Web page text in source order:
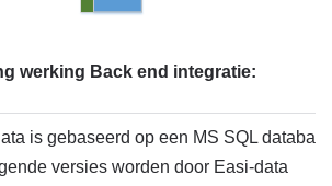
werking Back end integratie:
is gebaseerd op een MS SQL
versies worden door Easi-data